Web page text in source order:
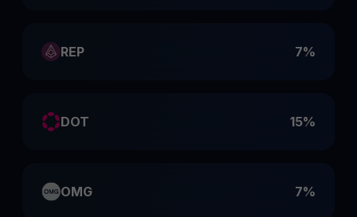
REP 7%
DOT 15%
OMG 7%